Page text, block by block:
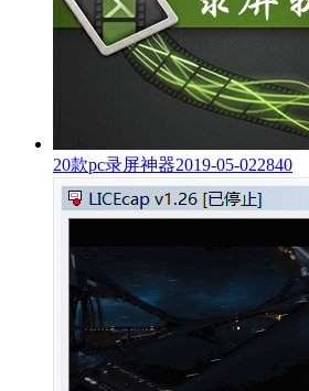
20款pc录屏神器2019-05-022840